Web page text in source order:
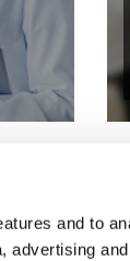
and to
advertising